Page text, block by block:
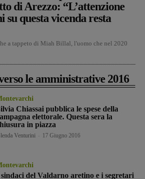
di Arezzo: “L’attenzione
su questa vicenda resta
a tappeto di Miah Billal, l'uomo che nel 2020
le amministrative 2016
Chiassai pubblica le spese della
elettorale. Questa sera la
in piazza
Venturini 17 Giugno 2016
del Valdarno aretino e i segretari